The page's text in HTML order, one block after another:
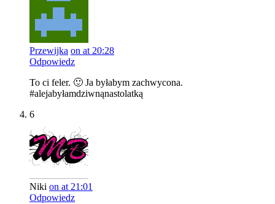
Przewijka on at 20:28
Odpowiedz
To ci feler. 🙂 Ja byłabym zachwycona.
#alejabyłamdziwnąnastolatką
6
Niki on at 21:01
Odpowiedz